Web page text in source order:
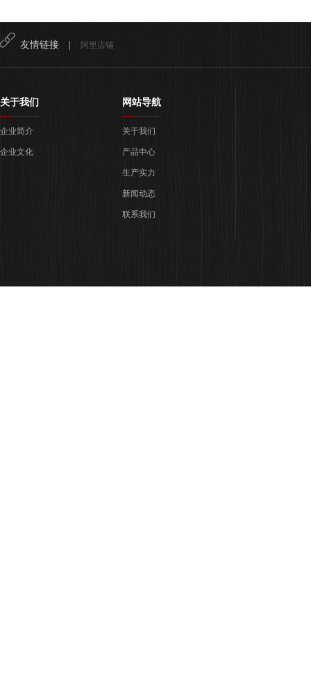
友情链接 | 阿里店铺
关于我们
企业简介
企业文化
网站导航
关于我们
产品中心
生产实力
新闻动态
联系我们